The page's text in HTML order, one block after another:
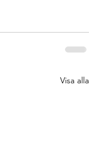
Visa alla